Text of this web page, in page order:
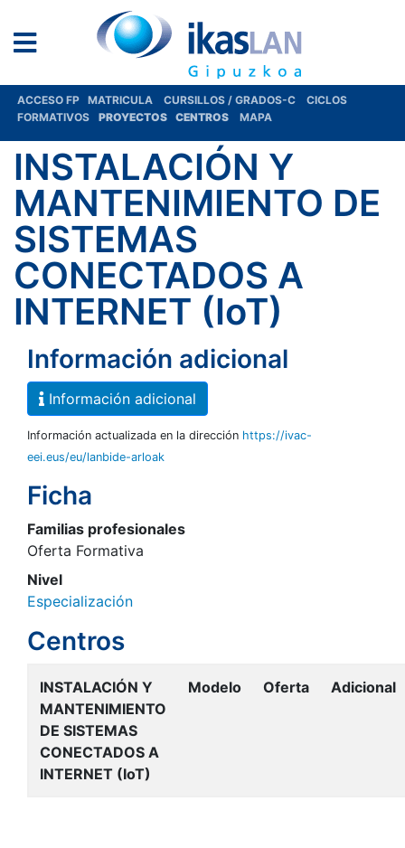
ACCESO FP MATRICULA CURSILLOS / GRADOS-C
CICLOS
FORMATIVOS
PROYECTOS CENTROS MAPA
INSTALACIÓN Y
MANTENIMIENTO DE
SISTEMAS
CONECTADOS A
INTERNET (IoT)
Información adicional
Información adicional
Información actualizada en la dirección https://ivac-
eei.eus/eu/lanbide-arloak
Ficha
Familias profesionales
Oferta Formativa
Nivel
Especialización
Centros
INSTALACIÓN Y
MANTENIMIENTO
DE SISTEMAS
CONECTADOS A
INTERNET (IoT)
Modelo Oferta Adicional